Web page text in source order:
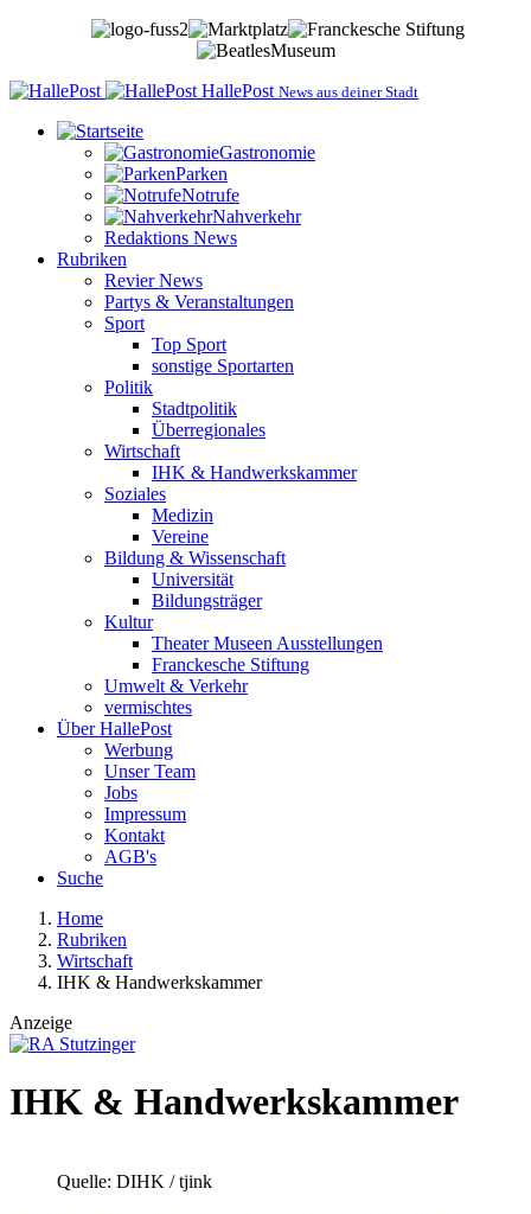
HallePost News aus deiner Stadt
Gastronomie
Parken
Notrufe
Nahverkehr
Redaktions News
Rubriken
Revier News
Partys & Veranstaltungen
Sport
Top Sport
sonstige Sportarten
Politik
Stadtpolitik
Überregionales
Wirtschaft
IHK & Handwerkskammer
Soziales
Medizin
Vereine
Bildung & Wissenschaft
Universität
Bildungsträger
Kultur
Theater Museen Ausstellungen
Franckesche Stiftung
Umwelt & Verkehr
vermischtes
Über HallePost
Werbung
Unser Team
Jobs
Impressum
Kontakt
AGB's
Suche
Home
Rubriken
Wirtschaft
IHK & Handwerkskammer
Anzeige
IHK & Handwerkskammer
Quelle: DIHK / tjink